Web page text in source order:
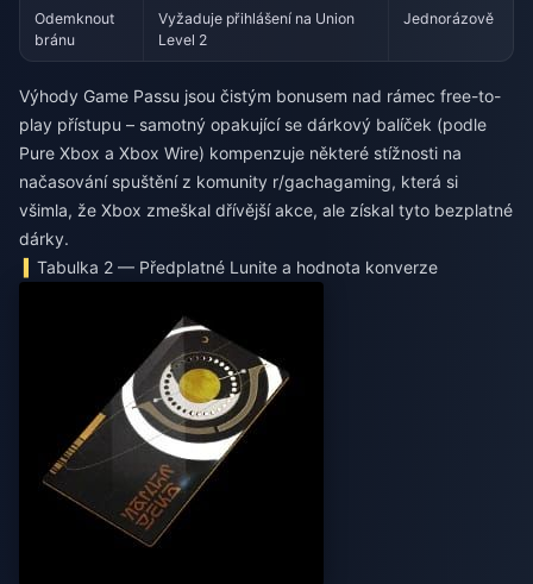
Odemknout
bránu
Vyžaduje přihlášení na Union
Level 2
Jednorázově
Výhody Game Passu jsou čistým bonusem nad rámec free-to-
play přístupu – samotný opakující se dárkový balíček (podle
Pure Xbox a Xbox Wire) kompenzuje některé stížnosti na
načasování spuštění z komunity r/gachagaming, která si
všimla, že Xbox zmeškal dřívější akce, ale získal tyto bezplatné
dárky.
Tabulka 2 — Předplatné Lunite a hodnota konverze